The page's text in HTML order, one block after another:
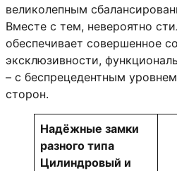
великолепным
Вместе с тем, невероятно
обеспечивает совершенное
эксклюзивности,
– с беспрецедентным
сторон.
Надёжные замки
разного типа
Цилиндровый и